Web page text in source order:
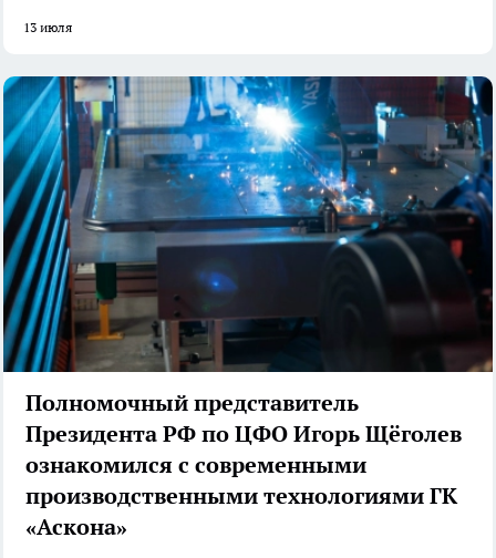
13 июля
Полномочный представитель
Президента РФ по ЦФО Игорь Щёголев
ознакомился с современными
производственными технологиями ГК
«Аскона»